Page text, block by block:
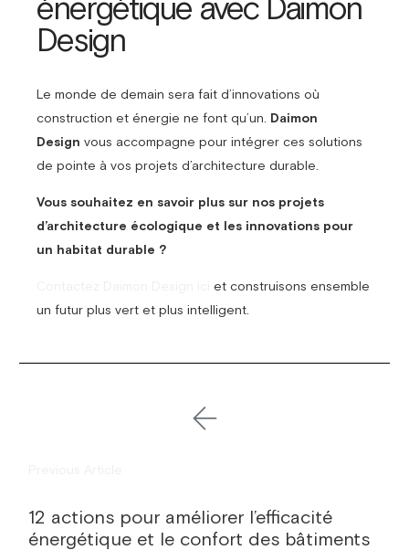
énergétique avec Daimon
Design
Le monde de demain sera fait d’innovations où
construction et énergie ne font qu’un. Daimon
Design vous accompagne pour intégrer ces solutions
de pointe à vos projets d’architecture durable.
Vous souhaitez en savoir plus sur nos projets
d’architecture écologique et les innovations pour
un habitat durable ?
et construisons ensemble
un futur plus vert et plus intelligent.
12 actions pour améliorer l’efficacité
énergétique et le confort des bâtiments